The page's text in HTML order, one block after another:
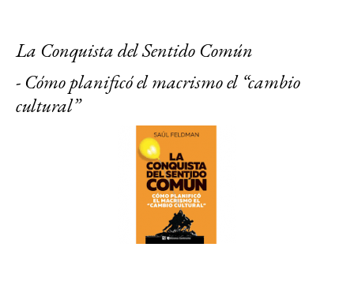
La Conquista del Sentido Común
- Cómo planificó el macrismo el “cambio
cultural”